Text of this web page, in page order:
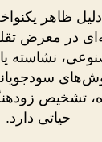
ظاهر
در معرض
نشاسته یا
تشخیص
حیاتی دارد.